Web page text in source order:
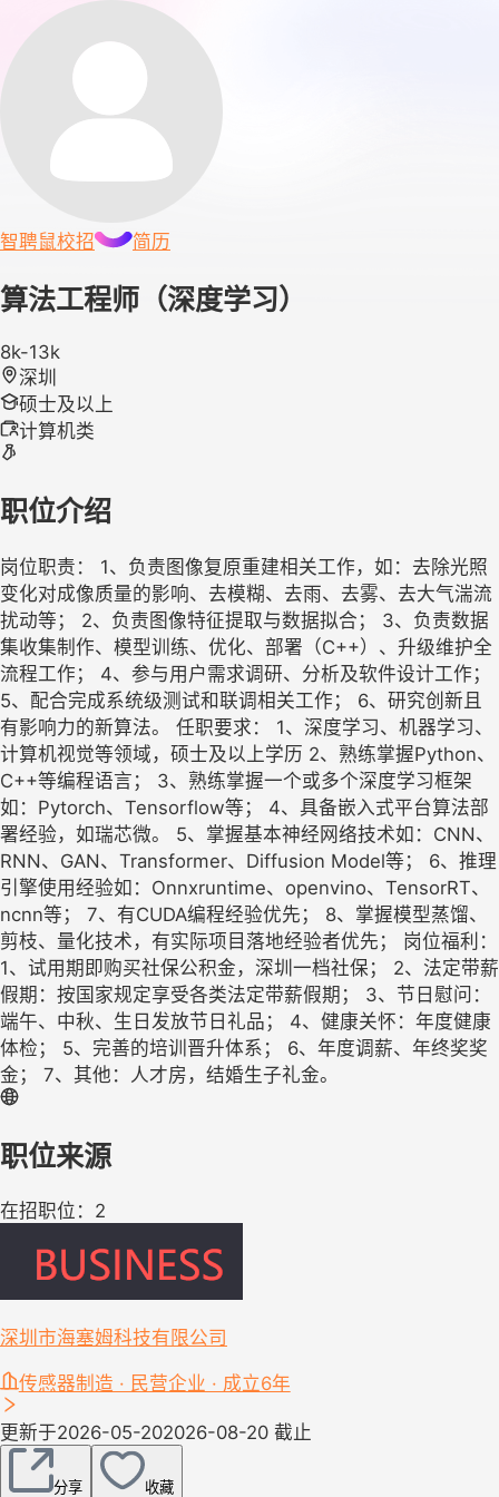
智聘鼠校招 简历
算法工程师（深度学习）
8k-13k
深圳
硕士及以上
计算机类
职位介绍
岗位职责： 1、负责图像复原重建相关工作，如：去除光照
变化对成像质量的影响、去模糊、去雨、去雾、去大气湍流
扰动等； 2、负责图像特征提取与数据拟合； 3、负责数据
集收集制作、模型训练、优化、部署（C++）、升级维护全
流程工作； 4、参与用户需求调研、分析及软件设计工作；
5、配合完成系统级测试和联调相关工作； 6、研究创新且
有影响力的新算法。 任职要求： 1、深度学习、机器学习、
计算机视觉等领域，硕士及以上学历 2、熟练掌握Python、
C++等编程语言； 3、熟练掌握一个或多个深度学习框架
如：Pytorch、Tensorflow等； 4、具备嵌入式平台算法部
署经验，如瑞芯微。 5、掌握基本神经网络技术如：CNN、
RNN、GAN、Transformer、Diffusion Model等； 6、推理
引擎使用经验如：Onnxruntime、openvino、TensorRT、
ncnn等； 7、有CUDA编程经验优先； 8、掌握模型蒸馏、
剪枝、量化技术，有实际项目落地经验者优先； 岗位福利：
1、试用期即购买社保公积金，深圳一档社保； 2、法定带薪
假期：按国家规定享受各类法定带薪假期； 3、节日慰问：
端午、中秋、生日发放节日礼品； 4、健康关怀：年度健康
体检； 5、完善的培训晋升体系； 6、年度调薪、年终奖奖
金； 7、其他：人才房，结婚生子礼金。
职位来源
在招职位：2
深圳市海塞姆科技有限公司
传感器制造 · 民营企业 · 成立6年
更新于2026-05-202026-08-20 截止
分享 收藏